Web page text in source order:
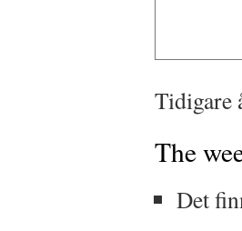
Tidigare
The
Det